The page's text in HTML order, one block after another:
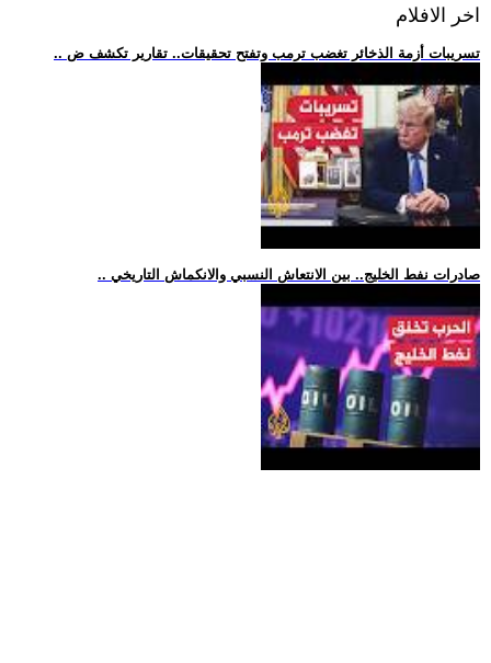
اخر الافلام
.. تسريبات أزمة الذخائر تغضب ترمب وتفتح تحقيقات.. تقارير تكشف ض
.. صادرات نفط الخليج.. بين الانتعاش النسبي والانكماش التاريخي